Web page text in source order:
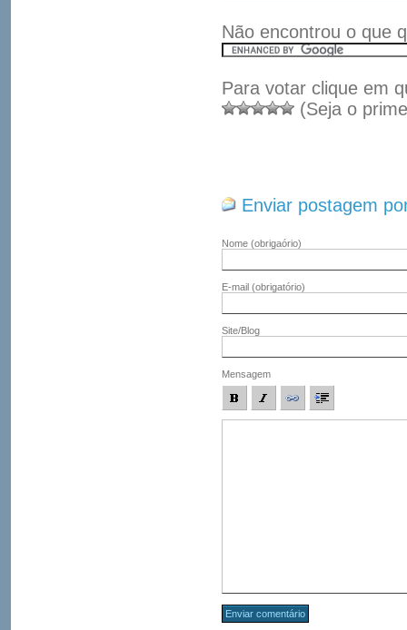
Não encontrou o que
Para votar clique em
(Seja o
Enviar postagem
Nome (obrigaório)
E-mail (obrigatório)
Site/Blog
Mensagem